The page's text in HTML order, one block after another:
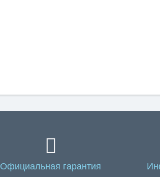
Официальная гарантия